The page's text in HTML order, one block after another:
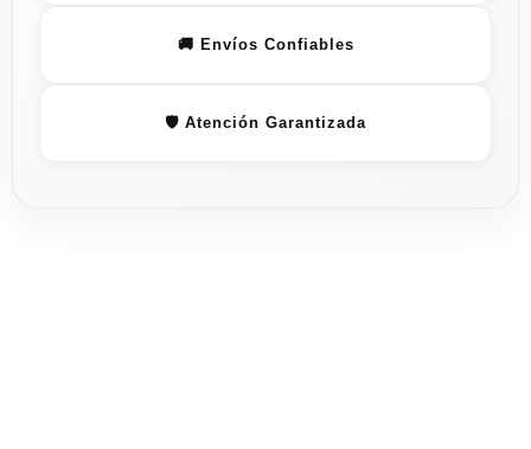
🚚 Envíos Confiables
🛡️ Atención Garantizada